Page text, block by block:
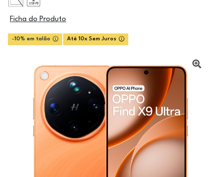
USB PD
Ficha do Produto
-10% em talão Até 10x Sem Juros